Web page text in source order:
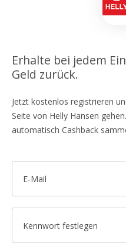
Erhalte bei jedem
Geld zurück.
Jetzt kostenlos registrieren
Seite von Helly Hansen
automatisch Cashback
E-Mail
Kennwort festlegen